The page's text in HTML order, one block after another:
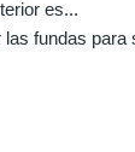
es...
fundas